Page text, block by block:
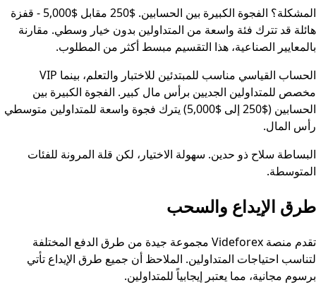
المشكلة؟ الفجوة الكبيرة بين الحسابين. $250 مقابل $5,000 - قفزة
هائلة قد تترك فئة واسعة من المتداولين بدون خيار وسطي. مقارنة
بالمعايير الصناعية، هذا التقسيم مبسط أكثر من المطلوب.
الحساب القياسي مناسب للمبتدئين للاختبار والتعلم، بينما VIP
مخصص للمتداولين الجديين برأس مال كبير. الفجوة الكبيرة بين
الحسابين ($250 إلى $5,000) يترك فجوة واسعة للمتداولين متوسطي
رأس المال.
البساطة سلاح ذو حدين. سهولة الاختيار، لكن قلة المرونة للفئات
المتوسطة.
طرق الإيداع والسحب
تقدم منصة Videforex مجموعة جيدة من طرق الدفع المختلفة
لتناسب احتياجات المتداولين. الملاحظ أن جميع طرق الإيداع تأتي
برسوم مجانية، مما يعتبر إيجابياً للمتداولين.